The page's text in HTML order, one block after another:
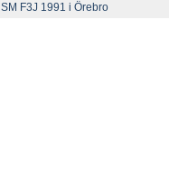
SM F3J 1991 i Örebro